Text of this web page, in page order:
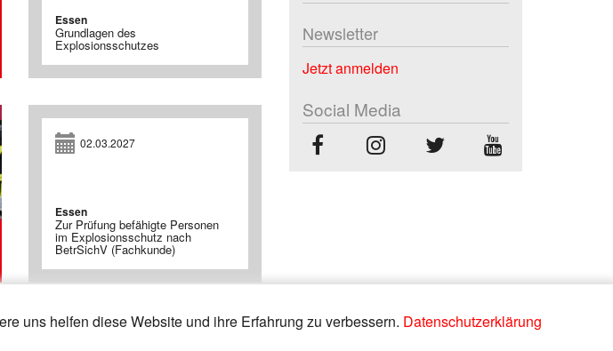
uns helfen diese Website und ihre Erfahrung zu verbessern. Datenschutzerklärung
Essen
Grundlagen des
Explosionsschutzes
02.03.2027
Essen
Zur Prüfung befähigte Personen
im Explosionsschutz nach
BetrSichV (Fachkunde)
Newsletter
Jetzt anmelden
Social Media